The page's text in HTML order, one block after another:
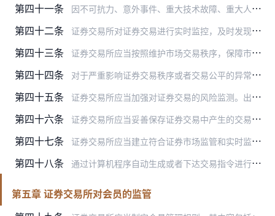
第四十一条 因不可抗力、意外事件、重大技术故障、重大人为差错等突发性事件而影响证券交易正常进行时，为维护证券交易正常秩序和市场公平，证券交易所可以按照业务规则采取技术性停牌…
第四十二条 证券交易所对证券交易进行实时监控，及时发现和处理违反业务规则的异常交易行为。
第四十三条 证券交易所应当按照维护市场交易秩序，保障市场稳定运行，保证投资者公平交易机会，防范和化解市场风险的原则，制定异常交易行为认定和处理的业务规则，并报中国证监会批准…
第四十四条 对于严重影响证券交易秩序或者交易公平的异常交易行为，证券交易所可以按照业务规则实施限制投资者交易等措施，并向中国证监会报告。
第四十五条 证券交易所应当加强对证券交易的风险监测。出现重大异常波动的，证券交易所可以按照业务规则采取限制交易、强制停牌等处置措施，并向中国证监会报告；严重影响证券市场稳定…
第四十六条 证券交易所应当妥善保存证券交易中产生的交易记录，并制定相应的保密管理措施。交易记录等重要文件的保存期不少于二十年。
第四十七条 证券交易所应当建立符合证券市场监管和实时监控要求的技术系统，并设立负责证券市场监管工作的专门机构。
第四十八条 通过计算机程序自动生成或者下达交易指令进行程序化交易的，应当符合中国证监会的规定，并向证券交易所报告，不得影响证券交易所系统安全或者正常交易秩序。证券交易所应当…
第五章 证券交易所对会员的监管